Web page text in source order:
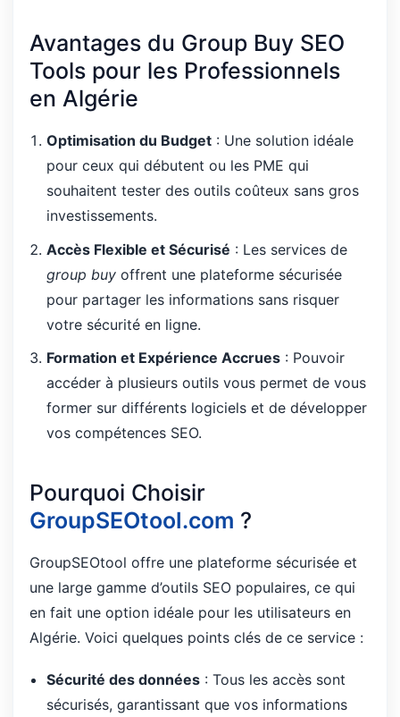
Avantages du Group Buy SEO
Tools pour les Professionnels
en Algérie
Optimisation du Budget : Une solution idéale
pour ceux qui débutent ou les PME qui
souhaitent tester des outils coûteux sans gros
investissements.
Accès Flexible et Sécurisé : Les services de
group buy offrent une plateforme sécurisée
pour partager les informations sans risquer
votre sécurité en ligne.
Formation et Expérience Accrues : Pouvoir
accéder à plusieurs outils vous permet de vous
former sur différents logiciels et de développer
vos compétences SEO.
Pourquoi Choisir
GroupSEOtool.com ?
GroupSEOtool offre une plateforme sécurisée et
une large gamme d’outils SEO populaires, ce qui
en fait une option idéale pour les utilisateurs en
Algérie. Voici quelques points clés de ce service :
Sécurité des données : Tous les accès sont
sécurisés, garantissant que vos informations